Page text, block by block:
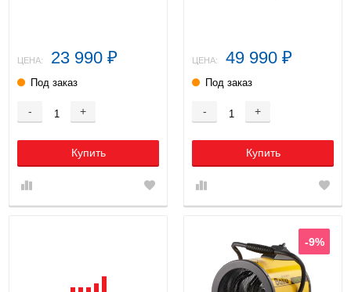
ЦЕНА: 23 990 ₽
Под заказ
- +
Купить
ЦЕНА: 49 990 ₽
Под заказ
- +
Купить
-9%